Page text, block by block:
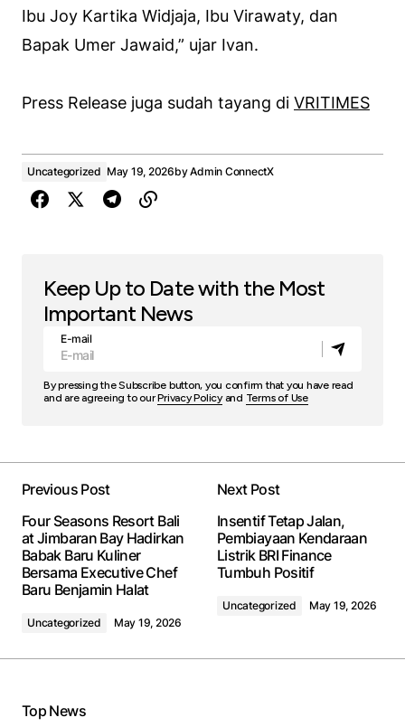
Ibu Joy Kartika Widjaja, Ibu Virawaty, dan
Bapak Umer Jawaid,” ujar Ivan.
Press Release juga sudah tayang di VRITIMES
Uncategorized May 19, 2026byAdmin ConnectX
Keep Up to Date with the Most
Important News
E-mail
By pressing the Subscribe button, you confirm that you have read
and are agreeing to ourPrivacy Policyand Terms of Use
Previous Post
Four Seasons Resort Bali
at Jimbaran Bay Hadirkan
Babak Baru Kuliner
Bersama Executive Chef
Baru Benjamin Halat
Uncategorized May 19, 2026
Next Post
Insentif Tetap Jalan,
Pembiayaan Kendaraan
Listrik BRI Finance
Tumbuh Positif
Uncategorized May 19, 2026
Top News